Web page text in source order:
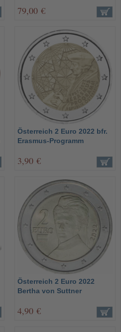
79,00 €
Österreich 2 Euro 2022 bfr.
Erasmus-Programm
3,90 €
Österreich 2 Euro 2022
Bertha von Suttner
4,90 €